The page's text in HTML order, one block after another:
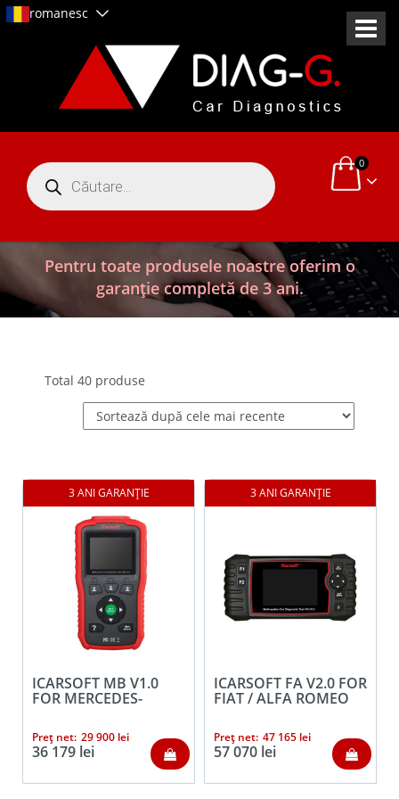
romanesc
Products
search
0
Pentru toate produsele noastre oferim o
garanție completă de 3 ani.
Total 40 produse
ICARSOFT MB V1.0
FOR MERCEDES-
Preț net: Prețul
inițial
29 900 leiPrețul
curent
este:
Prețul
a
36 179 leiPrețul
este:
ICARSOFT FA V2.0 FOR
FIAT / ALFA ROMEO
Preț net: 47 165 lei
57 070 lei